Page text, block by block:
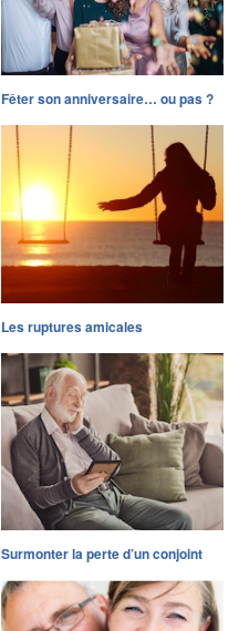
Fêter son anniversaire… ou pas ?
Les ruptures amicales
Surmonter la perte d’un conjoint